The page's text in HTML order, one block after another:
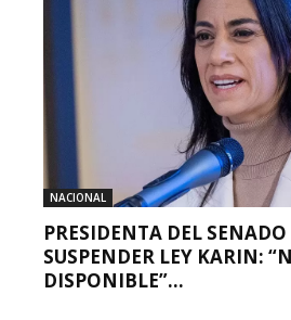
NACIONAL
PRESIDENTA DEL
SUSPENDER LEY KARIN:
DISPONIBLE”...